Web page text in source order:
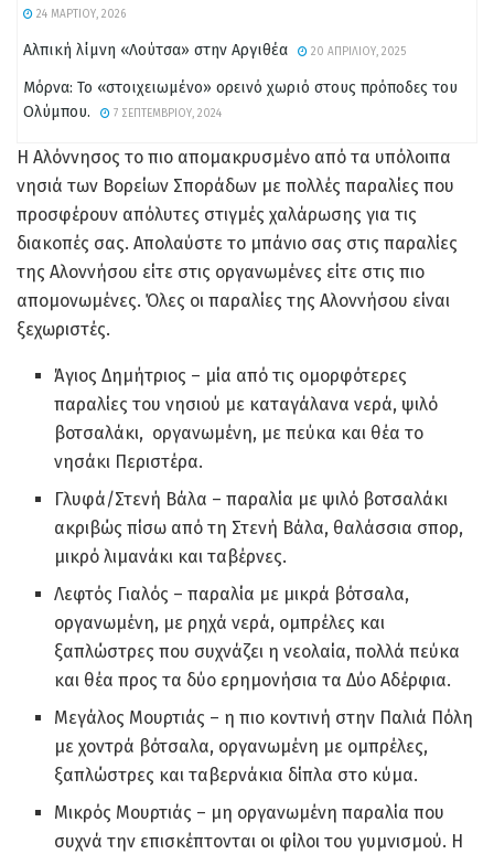
24 ΜΑΡΤΊΟΥ, 2026
Αλπική λίμνη «Λούτσα» στην Αργιθέα 20 ΑΠΡΙΛΊΟΥ, 2025
Μόρνα: Το «στοιχειωμένο» ορεινό χωριό στους πρόποδες του
Ολύμπου.
7 ΣΕΠΤΕΜΒΡΊΟΥ, 2024
Η Αλόννησος το πιο απομακρυσμένο από τα υπόλοιπα
νησιά των Βορείων Σποράδων με πολλές παραλίες που
προσφέρουν απόλυτες στιγμές χαλάρωσης για τις
διακοπές σας. Απολαύστε το μπάνιο σας στις παραλίες
της Αλοννήσου είτε στις οργανωμένες είτε στις πιο
απομονωμένες. Όλες οι παραλίες της Αλοννήσου είναι
ξεχωριστές.
Άγιος Δημήτριος – μία από τις ομορφότερες
παραλίες του νησιού με καταγάλανα νερά, ψιλό
βοτσαλάκι, οργανωμένη, με πεύκα και θέα το
νησάκι Περιστέρα.
Γλυφά/Στενή Βάλα – παραλία με ψιλό βοτσαλάκι
ακριβώς πίσω από τη Στενή Βάλα, θαλάσσια σπορ,
μικρό λιμανάκι και ταβέρνες.
Λεφτός Γιαλός – παραλία με μικρά βότσαλα,
οργανωμένη, με ρηχά νερά, ομπρέλες και
ξαπλώστρες που συχνάζει η νεολαία, πολλά πεύκα
και θέα προς τα δύο ερημονήσια τα Δύο Αδέρφια.
Μεγάλος Μουρτιάς – η πιο κοντινή στην Παλιά Πόλη
με χοντρά βότσαλα, οργανωμένη με ομπρέλες,
ξαπλώστρες και ταβερνάκια δίπλα στο κύμα.
Μικρός Μουρτιάς – μη οργανωμένη παραλία που
συχνά την επισκέπτονται οι φίλοι του γυμνισμού. Η